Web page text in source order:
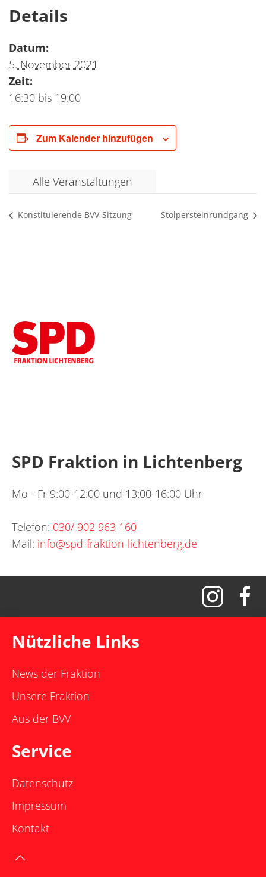
Details
Datum:
5. November 2021
Zeit:
16:30 bis 19:00
Zum Kalender hinzufügen
Alle Veranstaltungen
Konstituierende BVV-Sitzung Stolpersteinrundgang
SPD Fraktion in Lichtenberg
Mo - Fr 9:00-12:00 und 13:00-16:00 Uhr
Telefon: 030/ 902 963 160
Mail: info@spd-fraktion-lichtenberg.de
Nützliche Links
News der Fraktion
Unsere Fraktion
Aus der BVV
Service
Datenschutz
Impressum
Kontakt